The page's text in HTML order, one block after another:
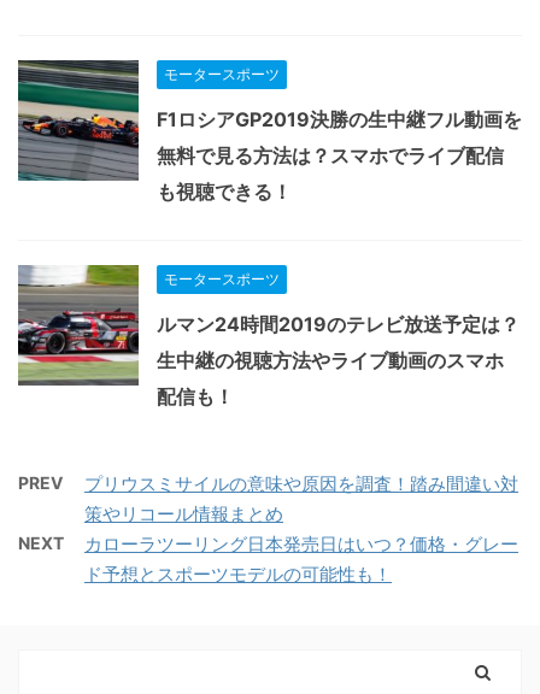
モータースポーツ
F1ロシアGP2019決勝の生中継フル動画を
無料で見る方法は？スマホでライブ配信
も視聴できる！
モータースポーツ
ルマン24時間2019のテレビ放送予定は？
生中継の視聴方法やライブ動画のスマホ
配信も！
PREV
プリウスミサイルの意味や原因を調査！踏み間違い対
策やリコール情報まとめ
NEXT
カローラツーリング日本発売日はいつ？価格・グレー
ド予想とスポーツモデルの可能性も！